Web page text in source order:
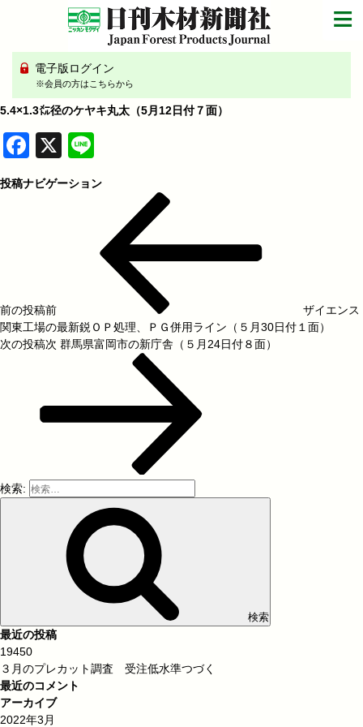
電子版ログイン
※会員の方はこちらから
5.4×1.3㍍径のケヤキ丸太（5月12日付７面）
Facebook
X
投稿ナビゲーション
前の投稿前
ザイエンス
関東工場の最新鋭ＯＰ処理、ＰＧ併用ライン（５月30日付１面）
次の投稿次 群馬県富岡市の新庁舎（５月24日付８面）
検索:
検索
最近の投稿
19450
３月のプレカット調査 受注低水準つづく
最近のコメント
アーカイブ
2022年3月